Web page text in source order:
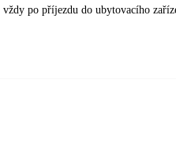
po příjezdu do ubytovacího